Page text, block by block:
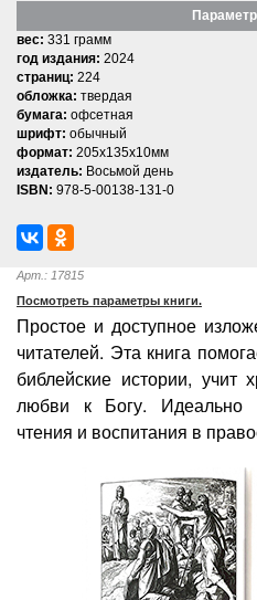
вес: 331 грамм
год издания: 2024
страниц: 224
обложка: твердая
бумага: офсетная
шрифт: обычный
формат: 205x135x10мм
издатель: Восьмой день
ISBN: 978-5-00138-131-0
Арт.: 17815
Посмотреть параметры книги.
Простое и доступное
читателей. Эта книга
библейские истории, учит
любви к Богу. Идеально
чтения и воспитания в